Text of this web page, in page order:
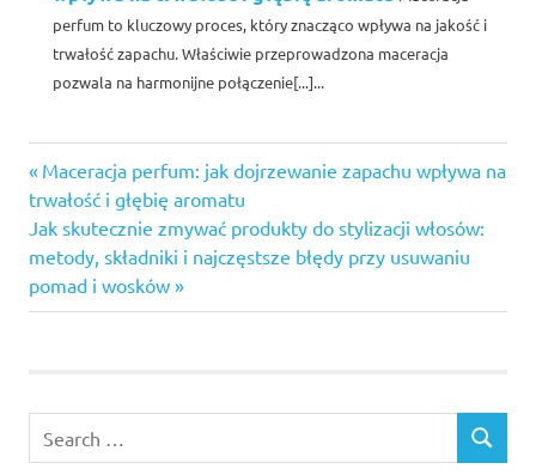
perfum to kluczowy proces, który znacząco wpływa na jakość i
trwałość zapachu. Właściwie przeprowadzona maceracja
pozwala na harmonijne połączenie[...]...
Nawigacja
wpisu
Previous
Post:
Maceracja perfum: jak dojrzewanie zapachu wpływa na
trwałość i głębię aromatu
Next
Post:
Jak skutecznie zmywać produkty do stylizacji włosów:
metody, składniki i najczęstsze błędy przy usuwaniu
pomad i wosków